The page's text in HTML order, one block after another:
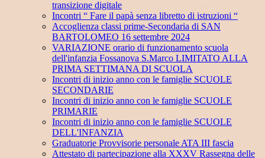
transizione digitale
Incontri “ Fare il papà senza libretto di istruzioni “
Accoglienza classi prime-Secondaria di SAN
BARTOLOMEO 16 settembre 2024
VARIAZIONE orario di funzionamento scuola
dell'infanzia Fossanova S.Marco LIMITATO ALLA
PRIMA SETTIMANA DI SCUOLA
Incontri di inizio anno con le famiglie SCUOLE
SECONDARIE
Incontri di inizio anno con le famiglie SCUOLE
PRIMARIE
Incontri di inizio anno con le famiglie SCUOLE
DELL'INFANZIA
Graduatorie Provvisorie personale ATA III fascia
Attestato di partecipazione alla XXXV Rassegna delle